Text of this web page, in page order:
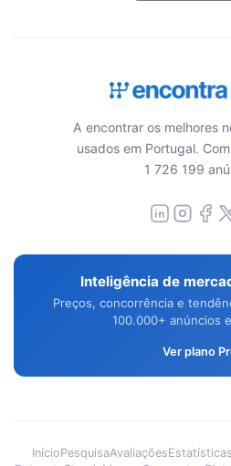
A encontrar os melhores
usados em Portugal.
1 726 199
Inteligência de
Preços, concorrência e
100.000+ anúncios
Ver plano
InícioPesquisaAvaliaçõesEstatísticas